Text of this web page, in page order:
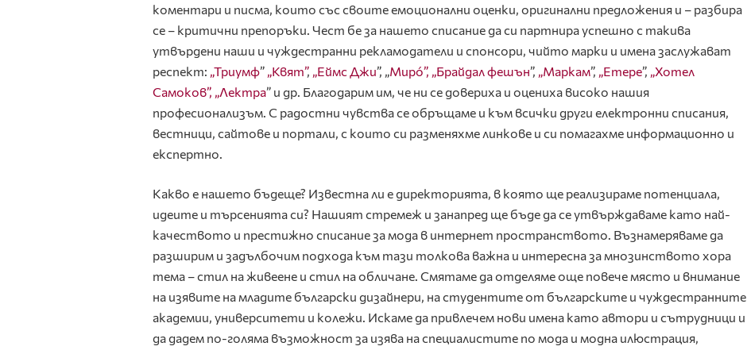
коментари и писма, които със своите емоционални оценки, оригинални предложения и – разбира
се – критични препоръки. Чест бе за нашето списание да си партнира успешно с такива
утвърдени наши и чуждестранни рекламодатели и спонсори, чийто марки и имена заслужават
респект: „Триумф” „Квят”, „Еймс Джи”, „Мирó”, „Брайдал фешън”, „Маркам”, „Етере”, „Хотел
Самоков”, „Лектра” и др. Благодарим им, че ни се довериха и оцениха високо нашия
професионализъм. С радостни чувства се обръщаме и към всички други електронни списания,
вестници, сайтове и портали, с които си разменяхме линкове и си помагахме информационно и
експертно.
Какво е нашето бъдеще? Известна ли е директорията, в която ще реализираме потенциала,
идеите и търсенията си? Нашият стремеж и занапред ще бъде да се утвърждаваме като най-
качеството и престижно списание за мода в интернет пространството. Възнамеряваме да
разширим и задълбочим подхода към тази толкова важна и интересна за мнозинството хора
тема – стил на живеене и стил на обличане. Смятаме да отделяме още повече място и внимание
на изявите на младите български дизайнери, на студентите от българските и чуждестранните
академии, университети и колежи. Искаме да привлечем нови имена като автори и сътрудници и
да дадем по-голяма възможност за изява на специалистите по мода и модна илюстрация,